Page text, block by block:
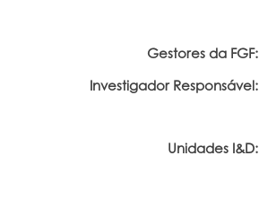
Gestores da FGF:
Investigador Responsável:
Unidades I&D: